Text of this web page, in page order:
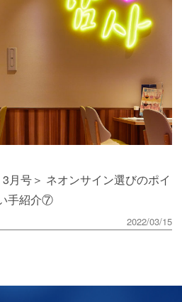
月号＞ ネオンサイン選びのポイ
手紹介⑦
2022/03/15